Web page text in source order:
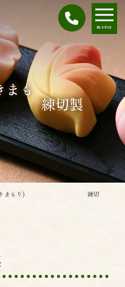
menu
まも
製
(きまもり) 練切
もり)